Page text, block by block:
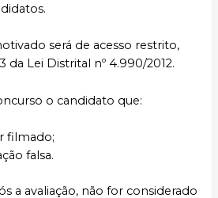
será de acesso restrito,
da Lei Distrital nº 4.990/2012.
o candidato que:
filmado;
falsa.
a avaliação, não for considerado